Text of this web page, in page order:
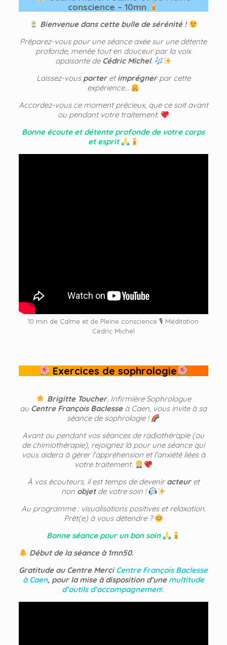
conscience – 10mn
Bienvenue dans cette bulle de sérénité !
Préparez-vous pour une séance axée sur une détente
profonde, menée tout en douceur par la voix
apaisante de Cédric Michel.
Laissez-vous porteretimprégnerpar cette
expérience…
Accordez-vous ce moment précieux, que ce soit avant
ou pendant votre traitement.
Bonne écoute et détente profonde de votre corps
et esprit
10 min de Calme et de Pleine conscience 🎙 Méditation
Cédric Michel
Exercices de sophrologie
Brigitte Toucher, Infirmière Sophrologue
au Centre François Baclesseà Caen, vous invite à sa
séance de sophrologie !
Avant ou pendant vos séances de radiothérapie (ou
de chimiothérapie), rejoignez là pour une séance qui
vous aidera à gérer l’appréhension et l’anxiété liées à
votre traitement.
À vos écouteurs, il est temps de deveniracteuret
non objetde votre soin !
Au programme : visualisations positives et relaxation.
Prêt(e) à vous détendre ?
Bonne séance pour un bon soin
Début de la séance à 1mn50.
Gratitude au Centre Merci Centre François Baclesse
à Caen, pour la mise à disposition d’une multitude
d’outils d’accompagnement.